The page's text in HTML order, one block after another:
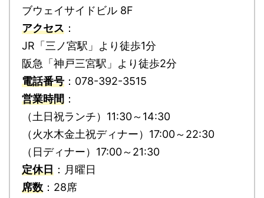
ブウェイサイドビル 8F
アクセス ：
JR「三ノ宮駅」より徒歩1分
阪急「神戸三宮駅」より徒歩2分
電話番号 ：078-392-3515
営業時間 ：
（土日祝ランチ）11:30～14:30
（火水木金土祝ディナー）17:00～22:30
（日ディナー）17:00～21:30
定休日 ：月曜日
席数 ：28席